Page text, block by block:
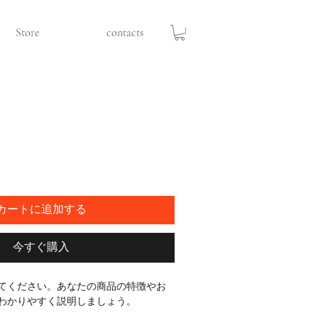
Store contacts
ートに追加する
今すぐ購入
ください。あなたの商品の特徴やお
かりやすく説明しましょう。